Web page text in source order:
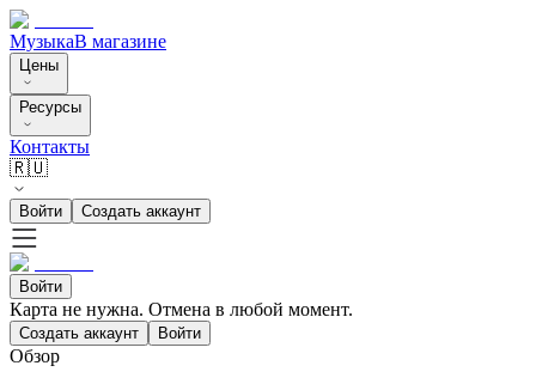
МузыкаВ магазине
Цены
Ресурсы
Контакты
🇷🇺
Войти Создать аккаунт
Войти
Карта не нужна. Отмена в любой момент.
Создать аккаунт Войти
Обзор